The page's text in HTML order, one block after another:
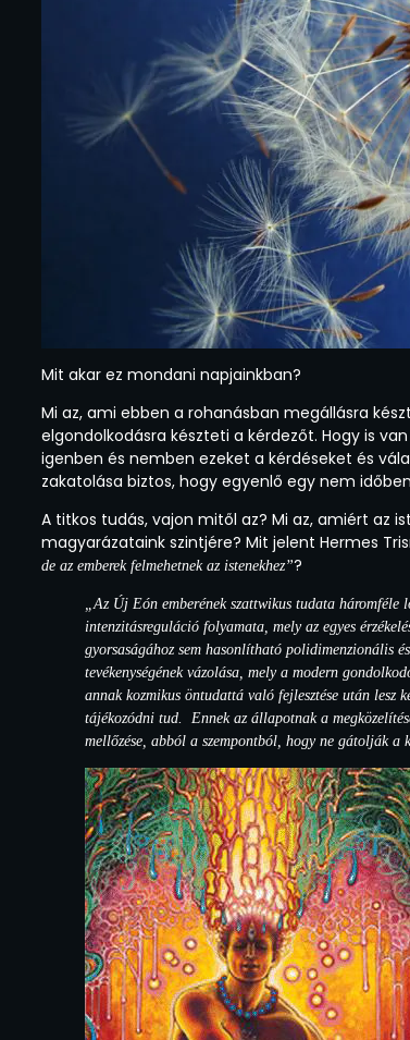
Mit akar ez mondani napjainkban?
Mi az, ami ebben a rohanásban megállásra
elgondolkodásra készteti a kérdezőt. Hogy is
igenben és nemben ezeket a kérdéseket és
zakatolása biztos, hogy egyenlő egy nem
A titkos tudás, vajon mitől az? Mi az, amiért az
magyarázataink szintjére? Mit jelent Hermes
de az emberek felmehetnek az istenekhez”?
„Az Új Eón emberének szattwikus tudata háromféle
intenzitásreguláció folyamata, mely az egyes
gyorsaságához sem hasonlítható polidimenzionális
tevékenységének vázolása, mely a modern
annak kozmikus öntudattá való fejlesztése után lesz
tájékozódni tud. Ennek az állapotnak a
mellőzése, abból a szempontból, hogy ne gátolják